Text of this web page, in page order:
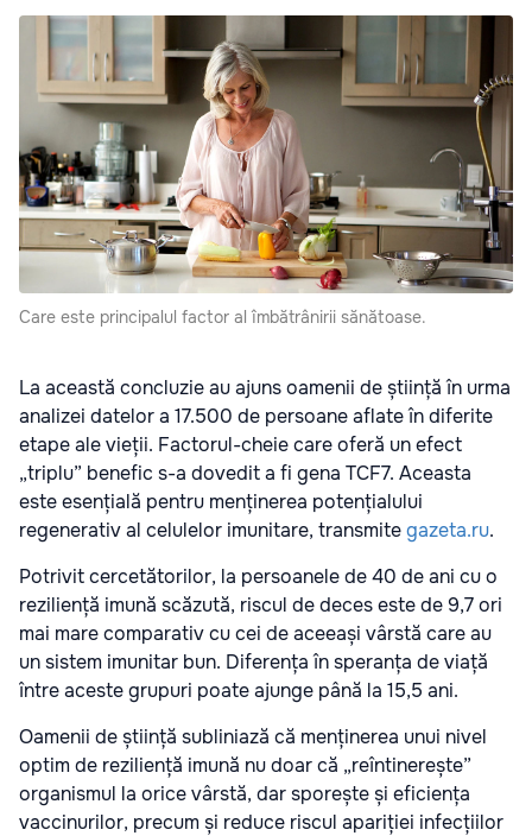
Care este principalul factor al îmbătrânirii sănătoase.
La această concluzie au ajuns oamenii de știință în urma
analizei datelor a 17.500 de persoane aflate în diferite
etape ale vieții. Factorul-cheie care oferă un efect
„triplu” benefic s-a dovedit a fi gena TCF7. Aceasta
este esențială pentru menținerea potențialului
regenerativ al celulelor imunitare, transmitegazeta.ru.
Potrivit cercetătorilor, la persoanele de 40 de ani cu o
reziliență imună scăzută, riscul de deces este de 9,7 ori
mai mare comparativ cu cei de aceeași vârstă care au
un sistem imunitar bun. Diferența în speranța de viață
între aceste grupuri poate ajunge până la 15,5 ani.
Oamenii de știință subliniază că menținerea unui nivel
optim de reziliență imună nu doar că „reîntinerește”
organismul la orice vârstă, dar sporește și eficiența
vaccinurilor, precum și reduce riscul apariției infecțiilor